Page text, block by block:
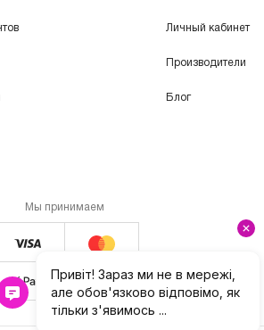
Личный кабинет
Производители
Блог
Мы принимаем